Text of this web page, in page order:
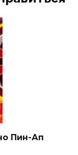
Пин-Ап